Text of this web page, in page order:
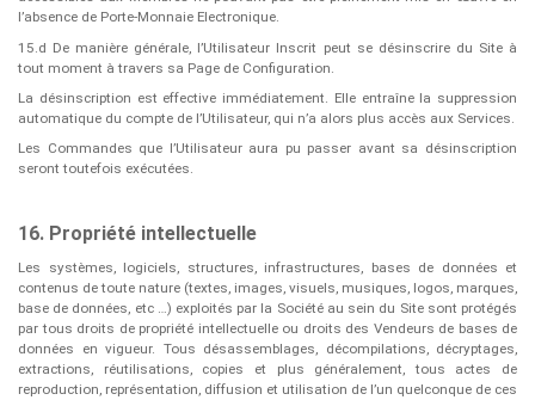
l’absence de Porte-Monnaie Electronique.
15.d De manière générale, l’Utilisateur Inscrit peut se désinscrire du Site à
tout moment à travers sa Page de Configuration.
La désinscription est effective immédiatement. Elle entraîne la suppression
automatique du compte de l’Utilisateur, qui n’a alors plus accès aux Services.
Les Commandes que l’Utilisateur aura pu passer avant sa désinscription
seront toutefois exécutées.
16. Propriété intellectuelle
Les systèmes, logiciels, structures, infrastructures, bases de données et
contenus de toute nature (textes, images, visuels, musiques, logos, marques,
base de données, etc …) exploités par la Société au sein du Site sont protégés
par tous droits de propriété intellectuelle ou droits des Vendeurs de bases de
données en vigueur. Tous désassemblages, décompilations, décryptages,
extractions, réutilisations, copies et plus généralement, tous actes de
reproduction, représentation, diffusion et utilisation de l’un quelconque de ces